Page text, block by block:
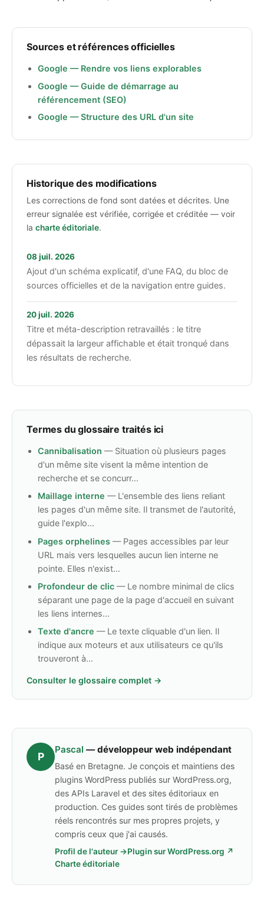
Sources et références officielles
Google — Rendre vos liens explorables
Google — Guide de démarrage au
référencement (SEO)
Google — Structure des URL d'un site
Historique des modifications
Les corrections de fond sont datées et décrites. Une
erreur signalée est vérifiée, corrigée et créditée — voir
la charte éditoriale.
08 juil. 2026
Ajout d'un schéma explicatif, d'une FAQ, du bloc de
sources officielles et de la navigation entre guides.
20 juil. 2026
Titre et méta-description retravaillés : le titre
dépassait la largeur affichable et était tronqué dans
les résultats de recherche.
Termes du glossaire traités ici
Cannibalisation — Situation où plusieurs pages
d'un même site visent la même intention de
recherche et se concurr...
Maillage interne — L'ensemble des liens reliant
les pages d'un même site. Il transmet de l'autorité,
guide l'explo...
Pages orphelines — Pages accessibles par leur
URL mais vers lesquelles aucun lien interne ne
pointe. Elles n'exist...
Profondeur de clic — Le nombre minimal de clics
séparant une page de la page d'accueil en suivant
les liens internes...
Texte d'ancre — Le texte cliquable d'un lien. Il
indique aux moteurs et aux utilisateurs ce qu'ils
trouveront à...
Consulter le glossaire complet →
P
Pascal — développeur web indépendant
Basé en Bretagne. Je conçois et maintiens des
plugins WordPress publiés sur WordPress.org,
des APIs Laravel et des sites éditoriaux en
production. Ces guides sont tirés de problèmes
réels rencontrés sur mes propres projets, y
compris ceux que j'ai causés.
Profil de l'auteur →Plugin sur WordPress.org ↗
Charte éditoriale